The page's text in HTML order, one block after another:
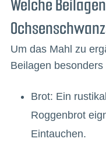
Welche
Um das Mahl zu
Beilagen besonders
Brot: Ein
Roggenbrot
Eintauchen.